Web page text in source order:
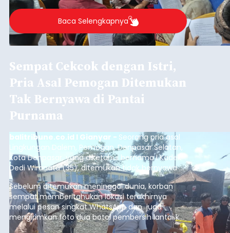
berlangsung selama Agustus hingga September
2026.
Baca Selengkapnya
Sempat Cekcok dengan Istri,
Pria Asal Pemogan Ditemukan
Tak Bernyawa di Pantai
Purnama
balitribune.co.id I Gianyar - Seorang pria asal
Lingkungan Dalem, Pemogan, Denpasar Selatan,
Kota Denpasar, yang diketahui bernama I Kadek
Dedi Wiranata (35), ditemukan tidak bernyawa di
pesisir Pantai Purnama, Sukawati.
Sebelum ditemukan meninggal dunia, korban
sempat memberitahukan lokasi terakhirnya
melalui pesan singkat WhatsApp dan juga
mengirimkan foto dua botol pembersih lantai ke
istrinya.